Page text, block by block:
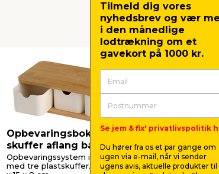
Opbevaringsboks m/tre
skuffer aflang bambus -
DAY
Opbevaringssystem i bambus
med tre plastskuffer. Måler 28,8
liter
Til
Tilmeld dig vores
nyhedsbrev og vær
i den månedlige
lodtrækning om et
gavekort på 1000 kr.
Se jem & fix' privatlivspolitik
Du hører fra os et par gange om
ugen via e-mail, når vi sender
ugens avis, aktuelle produkter til